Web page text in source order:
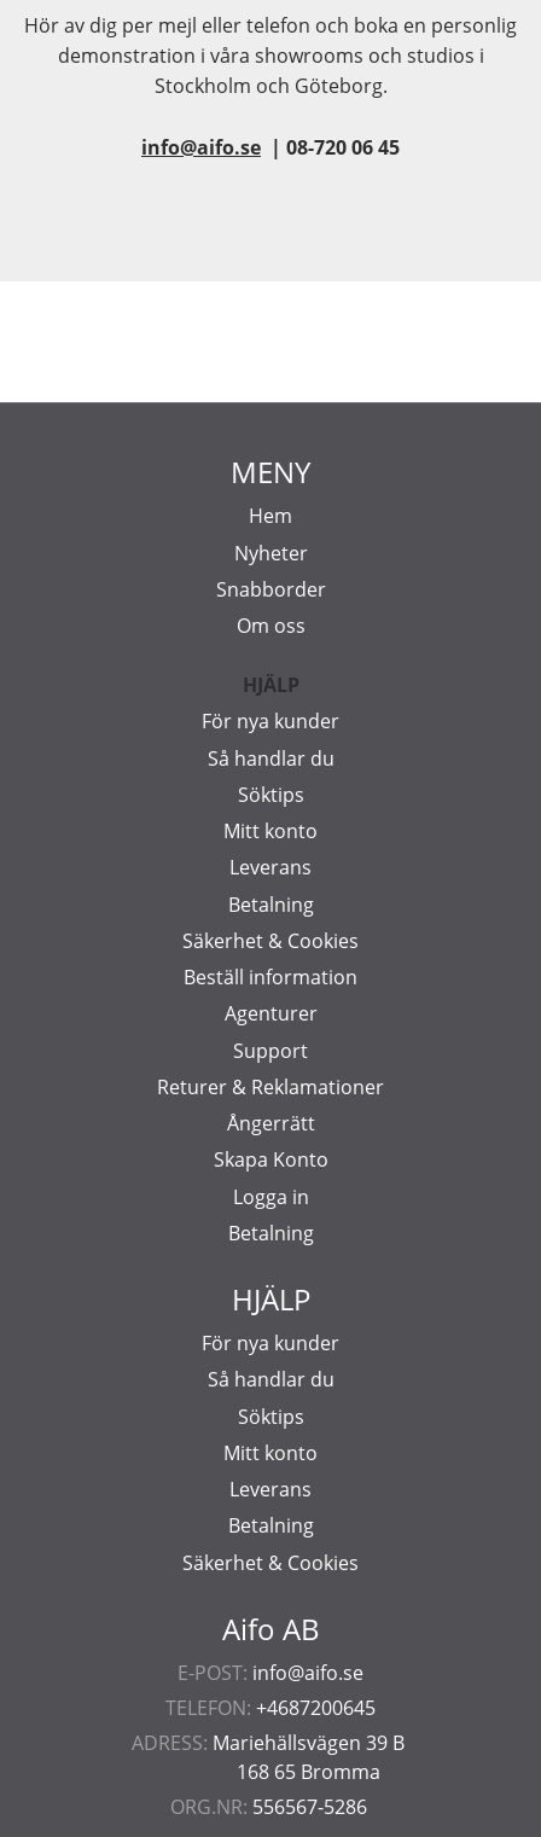
Hör av dig per mejl eller telefon och boka en personlig
demonstration i våra showrooms och studios i
Stockholm och Göteborg.
info@aifo.se | 08-720 06 45
Aifo AB
E-POST: info@aifo.se
TELEFON: +4687200645
ADRESS: Mariehällsvägen 39 B
168 65 Bromma
ORG.NR: 556567-5286
MENY
Hem
Nyheter
Snabborder
Om oss
HJÄLP
För nya kunder
Så handlar du
Söktips
Mitt konto
Leverans
Betalning
Säkerhet & Cookies
Beställ information
Agenturer
Support
Returer & Reklamationer
Ångerrätt
Skapa Konto
Logga in
Betalning
HJÄLP
För nya kunder
Så handlar du
Söktips
Mitt konto
Leverans
Betalning
Säkerhet & Cookies